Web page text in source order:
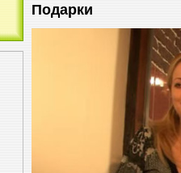
Подарки